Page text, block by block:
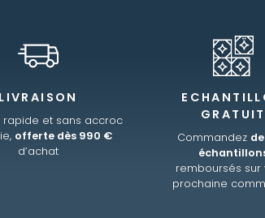
LIVRAISON
rapide et sans accroc
offerte dès 990 €
d’achat
GRATUIT
Commandez de
remboursés sur
prochaine